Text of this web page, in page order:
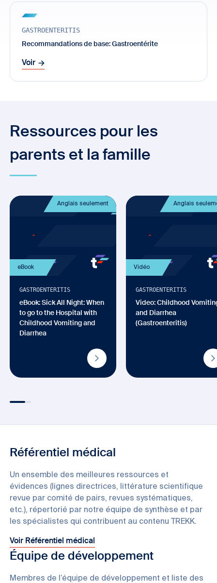
GASTROENTERITIS
Recommandations de base: Gastroentérite
Voir
Ressources pour les
parents et la famille
eBook
Anglais seulement
GASTROENTERITIS
eBook: Sick All Night: When
to go to the Hospital with
Childhood Vomiting and
Diarrhea
Vidéo
Anglais
GASTROENTERITIS
Video: Childhood
and Diarrhea
(Gastroenteritis)
Référentiel médical
Un ensemble des meilleures ressources et
évidences (lignes directrices, littérature scientifique
revue par comité de pairs, revues systématiques,
etc.), répertorié par notre équipe de synthèse et par
les spécialistes qui contribuent au contenu TREKK.
Voir Référentiel médical
Équipe de développement
Membres de l’équipe de développement et liste des